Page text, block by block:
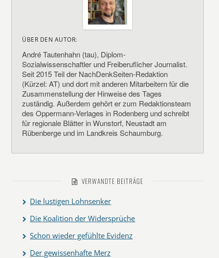
ÜBER DEN AUTOR:
André Tautenhahn (tau), Diplom-
Sozialwissenschaftler und Freiberuflicher Journalist.
Seit 2015 Teil der NachDenkSeiten-Redaktion
(Kürzel: AT) und dort mit anderen Mitarbeitern für die
Zusammenstellung der Hinweise des Tages
zuständig. Außerdem gehört er zum Redaktionsteam
des Oppermann-Verlages in Rodenberg und schreibt
für regionale Blätter in Wunstorf, Neustadt am
Rübenberge und im Landkreis Schaumburg.
VERWANDTE BEITRÄGE
Die lustigen Lohnsenker
Die Koalition der Widersprüche
Schon wieder gefühlte Evidenz
Der gewissenhafte Merz